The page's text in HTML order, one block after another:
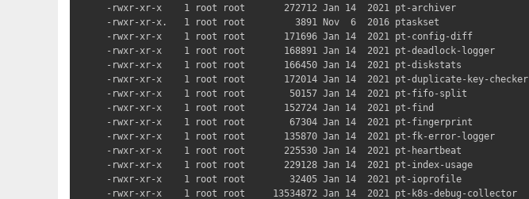
-rwxr-xr-x    1 root root       272712 Jan 14  2021 pt-archiver
-rwxr-xr-x.   1 root root         3891 Nov  6  2016 ptaskset
-rwxr-xr-x    1 root root       171696 Jan 14  2021 pt-config-diff
-rwxr-xr-x    1 root root       168891 Jan 14  2021 pt-deadlock-logger
-rwxr-xr-x    1 root root       166450 Jan 14  2021 pt-diskstats
-rwxr-xr-x    1 root root       172014 Jan 14  2021 pt-duplicate-key-checker
-rwxr-xr-x    1 root root        50157 Jan 14  2021 pt-fifo-split
-rwxr-xr-x    1 root root       152724 Jan 14  2021 pt-find
-rwxr-xr-x    1 root root        67304 Jan 14  2021 pt-fingerprint
-rwxr-xr-x    1 root root       135870 Jan 14  2021 pt-fk-error-logger
-rwxr-xr-x    1 root root       225530 Jan 14  2021 pt-heartbeat
-rwxr-xr-x    1 root root       229128 Jan 14  2021 pt-index-usage
-rwxr-xr-x    1 root root        32405 Jan 14  2021 pt-ioprofile
-rwxr-xr-x    1 root root     13534872 Jan 14  2021 pt-k8s-debug-collector